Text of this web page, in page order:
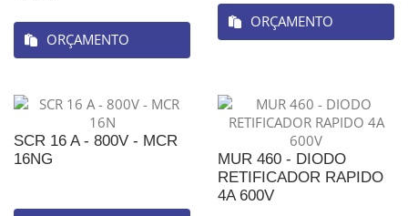
ORÇAMENTO
ORÇAMENTO
SCR 16 A - 800V - MCR
16NG
MUR 460 - DIODO
RETIFICADOR RAPIDO
4A 600V